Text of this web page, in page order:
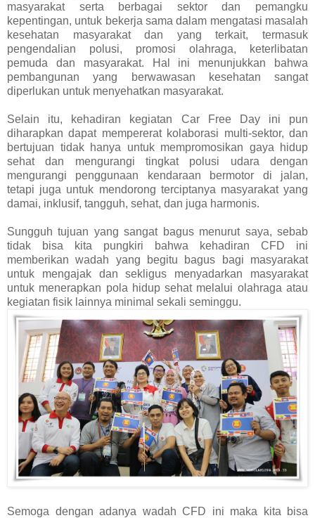
masyarakat serta berbagai sektor dan pemangku
kepentingan, untuk bekerja sama dalam mengatasi masalah
kesehatan masyarakat dan yang terkait, termasuk
pengendalian polusi, promosi olahraga, keterlibatan
pemuda dan masyarakat. Hal ini menunjukkan bahwa
pembangunan yang berwawasan kesehatan sangat
diperlukan untuk menyehatkan masyarakat.
Selain itu, kehadiran kegiatan Car Free Day ini pun
diharapkan dapat mempererat kolaborasi multi-sektor, dan
bertujuan tidak hanya untuk mempromosikan gaya hidup
sehat dan mengurangi tingkat polusi udara dengan
mengurangi penggunaan kendaraan bermotor di jalan,
tetapi juga untuk mendorong terciptanya masyarakat yang
damai, inklusif, tangguh, sehat, dan juga harmonis.
Sungguh tujuan yang sangat bagus menurut saya, sebab
tidak bisa kita pungkiri bahwa kehadiran CFD ini
memberikan wadah yang begitu bagus bagi masyarakat
untuk mengajak dan sekligus menyadarkan masyarakat
untuk menerapkan pola hidup sehat melalui olahraga atau
kegiatan fisik lainnya minimal sekali seminggu.
Semoga dengan adanya wadah CFD ini maka kita bisa